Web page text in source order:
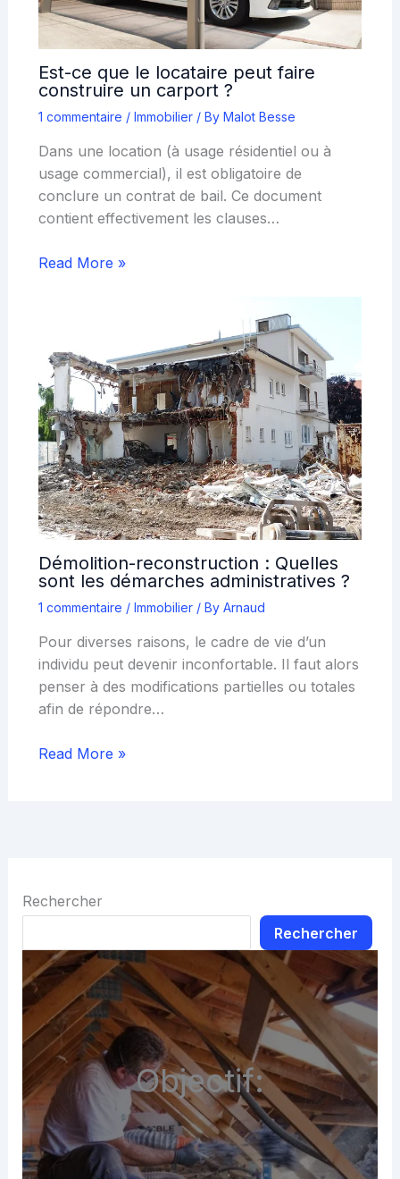
Est-ce que le locataire peut faire
construire un carport ?
1 commentaire / Immobilier/ By Malot Besse
Dans une location (à usage résidentiel ou à
usage commercial), il est obligatoire de
conclure un contrat de bail. Ce document
contient effectivement les clauses…
Read More »
Démolition-reconstruction : Quelles
sont les démarches administratives ?
1 commentaire / Immobilier/ By Arnaud
Pour diverses raisons, le cadre de vie d’un
individu peut devenir inconfortable. Il faut alors
penser à des modifications partielles ou totales
afin de répondre…
Read More »
Rechercher
Rechercher
Objectif: